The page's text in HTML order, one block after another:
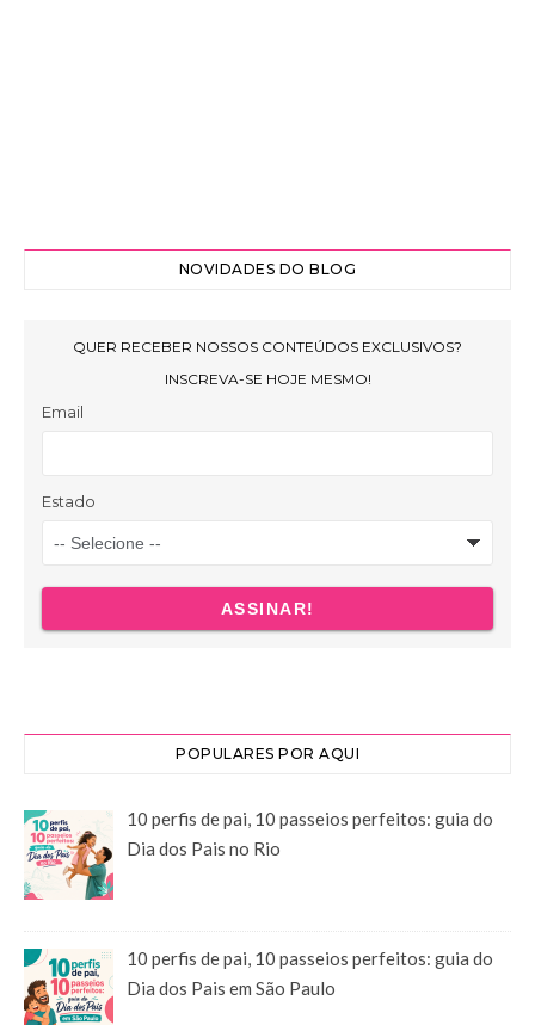
NOVIDADES DO BLOG
POPULARES POR AQUI
10 perfis de pai, 10 passeios perfeitos: guia do
Dia dos Pais no Rio
10 perfis de pai, 10 passeios perfeitos: guia do
Dia dos Pais em São Paulo